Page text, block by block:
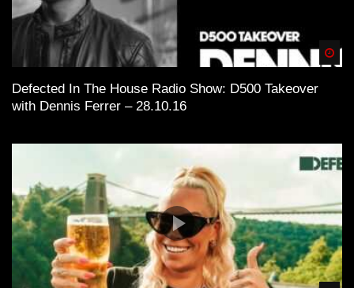
Defected In The House Radio Show: D500 Takeover
with Dennis Ferrer – 28.10.16